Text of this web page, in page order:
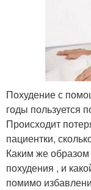
Похудение с
годы пользуется
Происходит
пациентки,
Каким же
похудения , и
помимо